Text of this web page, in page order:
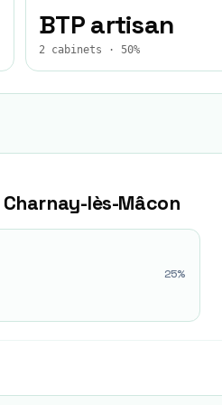
BTP artisan
2 cabinets · 50%
Charnay-lès-Mâcon
25%